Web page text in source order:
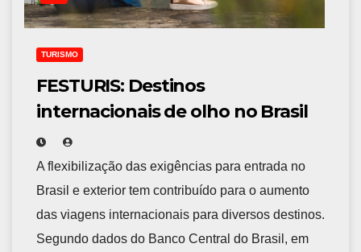
TURISMO
FESTURIS: Destinos
internacionais de olho no Brasil
A flexibilização das exigências para entrada no
Brasil e exterior tem contribuído para o aumento
das viagens internacionais para diversos destinos.
Segundo dados do Banco Central do Brasil, em